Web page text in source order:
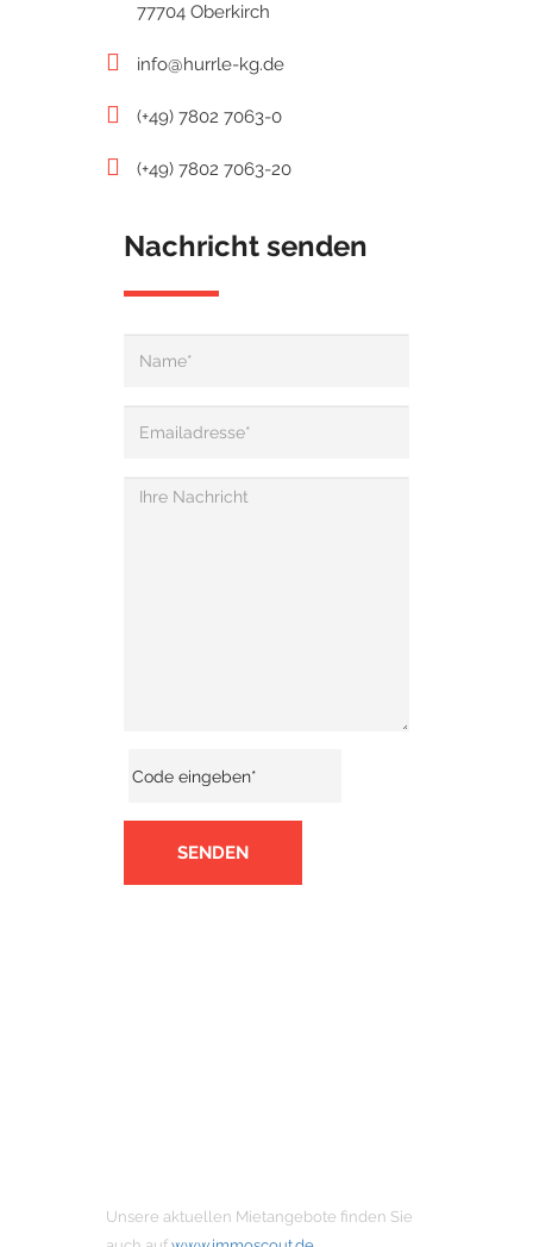
77704 Oberkirch
info@hurrle-kg.de
(+49) 7802 7063-0
(+49) 7802 7063-20
Nachricht senden
SENDEN
Unsere aktuellen Mietangebote finden Sie